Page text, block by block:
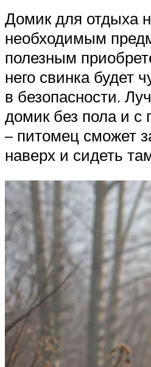
Домик для отдыха
необходимым
полезным
него свинка будет
в безопасности.
домик без пола и с
– питомец сможет
наверх и сидеть